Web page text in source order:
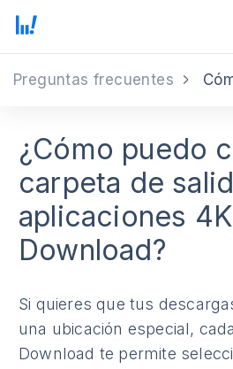
Preguntas frecuentes
¿Cómo puedo
carpeta de
aplicaciones 4K
Download?
Si quieres que tus
una ubicación especial,
Download te permite